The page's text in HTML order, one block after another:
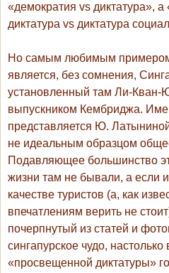
«демократия vs диктатура», а
диктатура vs диктатура
Но самым любимым примером
является, без сомнения,
установленный там Ли-Кван-
выпускником Кембриджа.
представляется Ю.
не идеальным образцом
Подавляющее большинство
жизни там не бывали, а если
качестве туристов (а, как
впечатлениям верить не
почерпнутый из статей и
сингапурское чудо,
«просвещенной диктатуры»